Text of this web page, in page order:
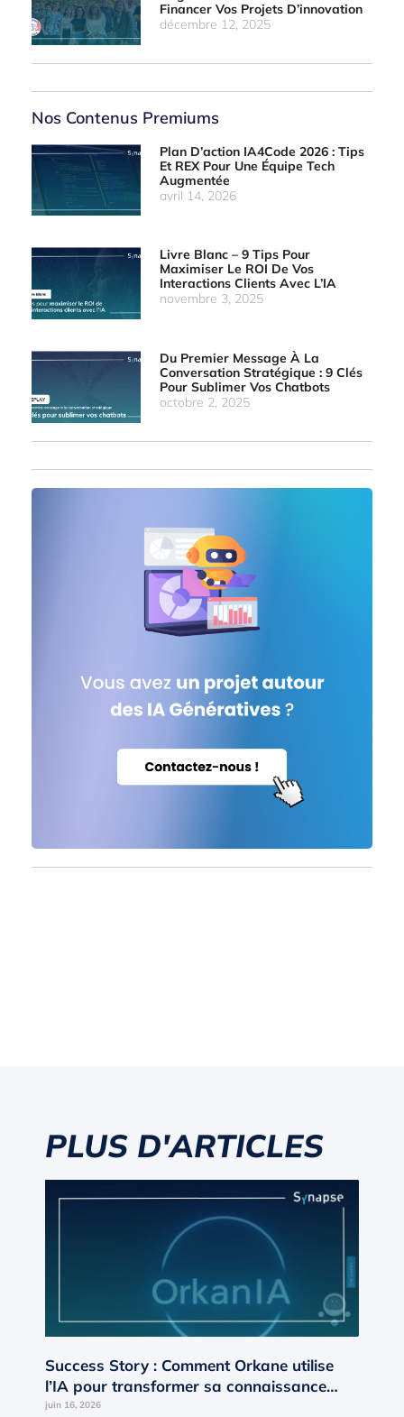
Financer Vos Projets D’innovation
décembre 12, 2025
Nos Contenus Premiums
Plan D’action IA4Code 2026 : Tips
Et REX Pour Une Équipe Tech
Augmentée
avril 14, 2026
Livre Blanc – 9 Tips Pour
Maximiser Le ROI De Vos
Interactions Clients Avec L’IA
novembre 3, 2025
Du Premier Message À La
Conversation Stratégique : 9 Clés
Pour Sublimer Vos Chatbots
octobre 2, 2025
PLUS D'ARTICLES
Success Story : Comment Orkane utilise
l’IA pour transformer sa connaissance
interne en moteur de croissance ?
juin 16, 2026